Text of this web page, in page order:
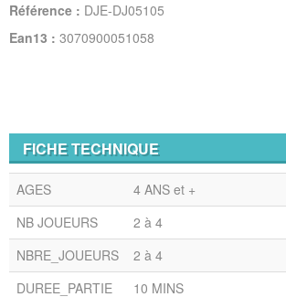
Référence : DJE-DJ05105
Ean13 : 3070900051058
FICHE TECHNIQUE
AGES
4 ANS et +
NB JOUEURS
2 à 4
NBRE_JOUEURS
2 à 4
DUREE_PARTIE
10 MINS